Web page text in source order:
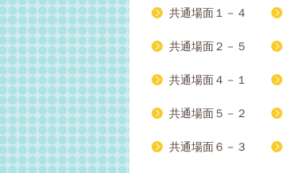
共通場面１－４
共通場面２－５
共通場面４－１
共通場面５－２
共通場面６－３